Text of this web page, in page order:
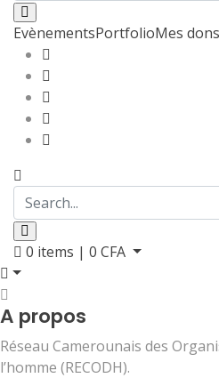
EvènementsPortfolioMes dons
0 items | 0 CFA
A propos
Réseau Camerounais des
l’homme (RECODH).